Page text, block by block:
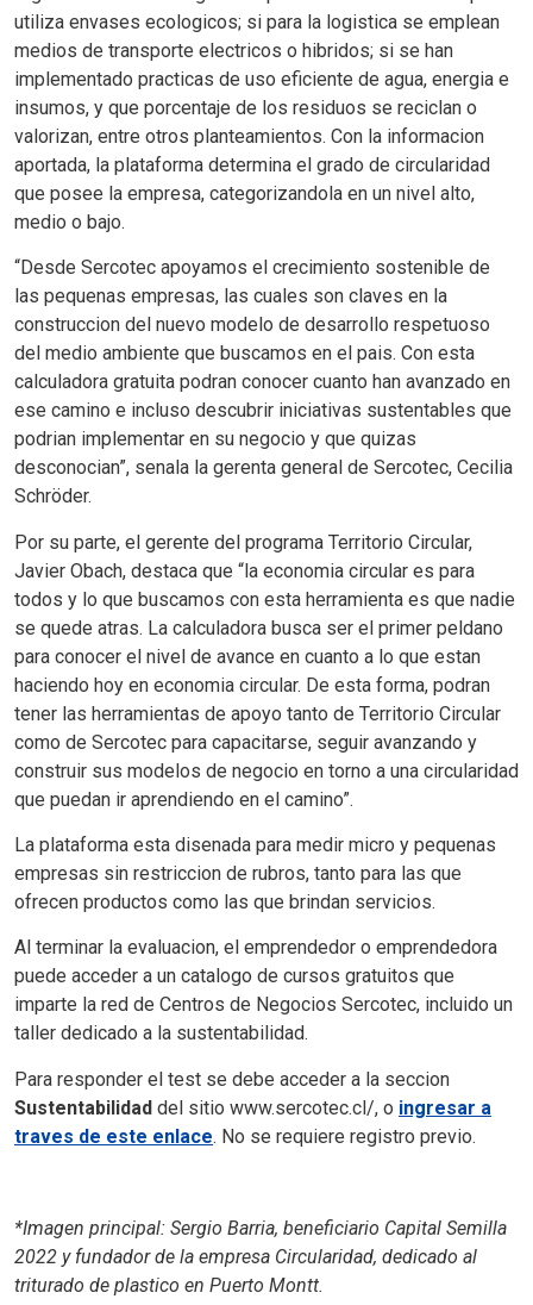
utiliza envases ecologicos; si para la logistica se emplean
medios de transporte electricos o hibridos; si se han
implementado practicas de uso eficiente de agua, energia e
insumos, y que porcentaje de los residuos se reciclan o
valorizan, entre otros planteamientos. Con la informacion
aportada, la plataforma determina el grado de circularidad
que posee la empresa, categorizandola en un nivel alto,
medio o bajo.
“Desde Sercotec apoyamos el crecimiento sostenible de
las pequenas empresas, las cuales son claves en la
construccion del nuevo modelo de desarrollo respetuoso
del medio ambiente que buscamos en el pais. Con esta
calculadora gratuita podran conocer cuanto han avanzado en
ese camino e incluso descubrir iniciativas sustentables que
podrian implementar en su negocio y que quizas
desconocian”, senala la gerenta general de Sercotec, Cecilia
Schröder.
Por su parte, el gerente del programa Territorio Circular,
Javier Obach, destaca que “la economia circular es para
todos y lo que buscamos con esta herramienta es que nadie
se quede atras. La calculadora busca ser el primer peldano
para conocer el nivel de avance en cuanto a lo que estan
haciendo hoy en economia circular. De esta forma, podran
tener las herramientas de apoyo tanto de Territorio Circular
como de Sercotec para capacitarse, seguir avanzando y
construir sus modelos de negocio en torno a una circularidad
que puedan ir aprendiendo en el camino”.
La plataforma esta disenada para medir micro y pequenas
empresas sin restriccion de rubros, tanto para las que
ofrecen productos como las que brindan servicios.
Al terminar la evaluacion, el emprendedor o emprendedora
puede acceder a un catalogo de cursos gratuitos que
imparte la red de Centros de Negocios Sercotec, incluido un
taller dedicado a la sustentabilidad.
Para responder el test se debe acceder a la seccion
Sustentabilidad del sitio www.sercotec.cl/, o ingresar a
traves de este enlace. No se requiere registro previo.
*Imagen principal: Sergio Barria, beneficiario Capital Semilla
2022 y fundador de la empresa Circularidad, dedicado al
triturado de plastico en Puerto Montt.